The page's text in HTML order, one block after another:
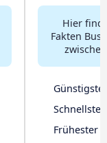
Hier
Fakten
Schnellster
Frühester